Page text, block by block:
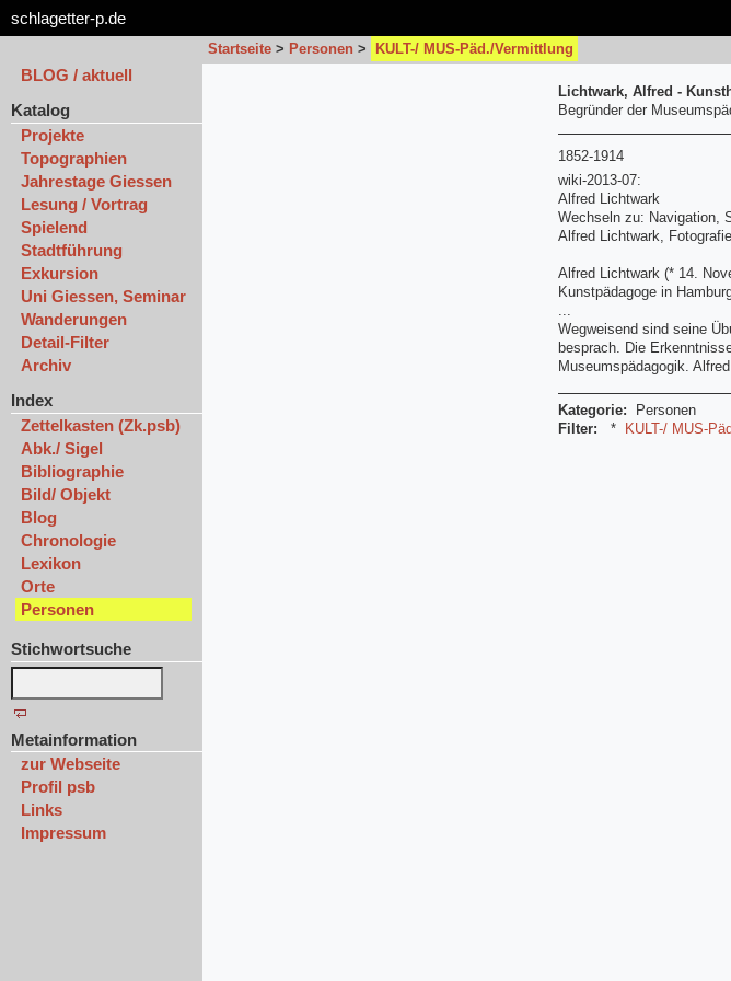
schlagetter-p.de
Startseite > Personen > KULT-/ MUS-Päd./Vermittlung
BLOG / aktuell
Katalog
Projekte
Topographien
Jahrestage Giessen
Lesung / Vortrag
Spielend
Stadtführung
Exkursion
Uni Giessen, Seminar
Wanderungen
Detail-Filter
Archiv
Index
Zettelkasten (Zk.psb)
Abk./ Sigel
Bibliographie
Bild/ Objekt
Blog
Chronologie
Lexikon
Orte
Personen
Stichwortsuche
Metainformation
zur Webseite
Profil psb
Links
Impressum
Lichtwark, Alfred -
Begründer der
1852-1914
wiki-2013-07:
Alfred Lichtwark
Wechseln zu: Navigation,
Alfred Lichtwark,
Alfred Lichtwark (* 14.
Kunstpädagoge in
...
Wegweisend sind seine
besprach. Die
Museumspädagogik.
Kategorie:
Personen
Filter:
* KULT-/ MUS-